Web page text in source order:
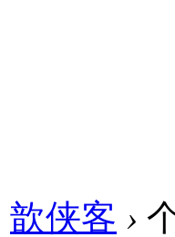
歆侠客 ›